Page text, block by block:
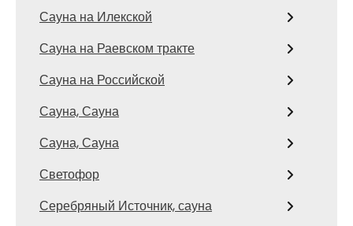
Сауна на Илекской
Сауна на Раевском тракте
Сауна на Российской
Сауна, Сауна
Сауна, Сауна
Светофор
Серебряный Источник, сауна